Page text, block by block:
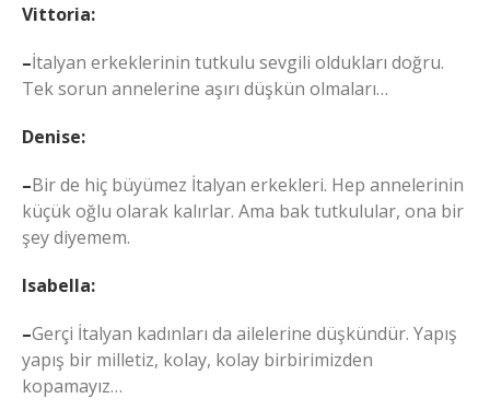
Vittoria:
–İtalyan erkeklerinin tutkulu sevgili oldukları doğru.
Tek sorun annelerine aşırı düşkün olmaları…
Denise:
–Bir de hiç büyümez İtalyan erkekleri. Hep annelerinin
küçük oğlu olarak kalırlar. Ama bak tutkulular, ona bir
şey diyemem.
Isabella:
–Gerçi İtalyan kadınları da ailelerine düşkündür. Yapış
yapış bir milletiz, kolay, kolay birbirimizden
kopamayız…